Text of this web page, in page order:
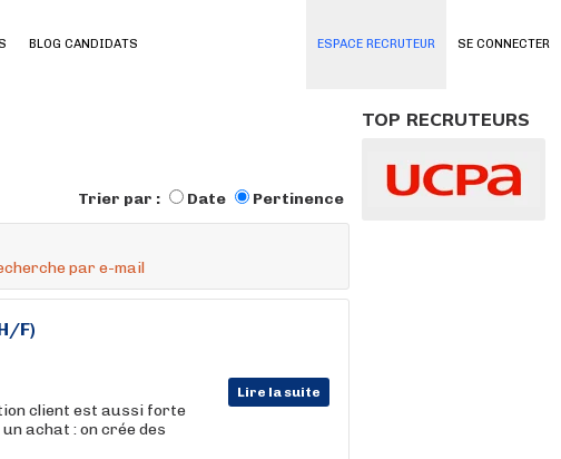
SE CONNECTER
BLOG CANDIDATS ESPACE RECRUTEUR
Trier par : Date Pertinence
par e-mail
F)
Lire la suite
client est aussi forte
achat : on crée des
TOP RECRUTEURS